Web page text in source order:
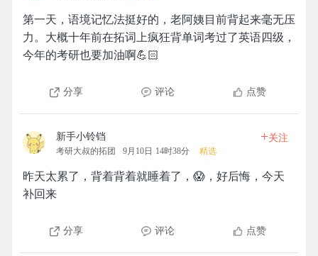
第一天，语境记忆法挺好的，老阿姨目前背起来毫无压
力。大概十年前在拓词上疯狂背单词考过了英语四级，
今年的考研也要加油啊💪🏻
分享 评论 点赞
新手小铃铛
考研大叔的拓团 9月10日 14时38分 精选
+关注
昨天太累了，背着背着就睡着了，😱，好后悔，今天
补回来
分享 评论 点赞